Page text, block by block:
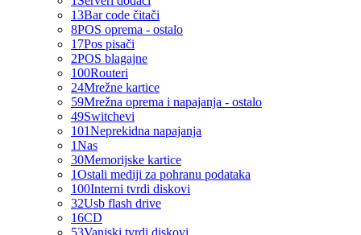
13Bar code čitači
8POS oprema - ostalo
17Pos pisači
2POS blagajne
100Routeri
24Mrežne kartice
59Mrežna oprema i napajanja - ostalo
49Switchevi
101Neprekidna napajanja
1Nas
30Memorijske kartice
1Ostali mediji za pohranu podataka
100Interni tvrdi diskovi
32Usb flash drive
16CD
53Vanjski tvrdi diskovi